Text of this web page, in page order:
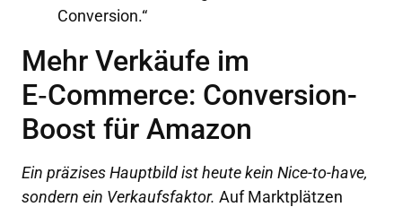
Conversion.“
Mehr Verkäufe im
E‑Commerce: Conversion-
Boost für Amazon
Ein präzises Hauptbild ist heute kein Nice-to-have,
sondern ein Verkaufsfaktor. Auf Marktplätzen